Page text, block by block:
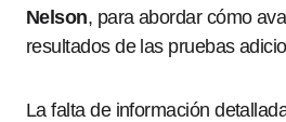
Nelson, para abordar cómo
resultados de las pruebas
La falta de información